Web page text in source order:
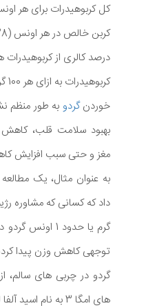
کل کربوهیدرات برای هر اونس (28 گرم)
کربن خالص در هر اونس (28 گرم) مصرف: 2 گرم
درصد کالری از کربوهیدرات ها:
کربوهیدرات به ازای هر 100 گرم: 14 گرم
خوردنگردو به طور منظم
بهبود سلامت قلب،
مغز و حتی سبب افزایش
گرم یا حدود 1
توجهی کاهش وزن پیدا
گردو در چربی های سالم،
های امگا 3 به نام اسید آلفا لینولنیک (ALA) بالا است.